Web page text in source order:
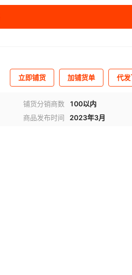
立即铺货 加铺货单 代
铺货分销商数
100以内
商品发布时间 2023年3月